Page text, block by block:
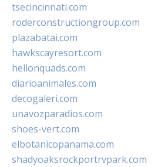
tsecincinnati.com
roderconstructiongroup.com
plazabatai.com
hawkscayresort.com
hellonquads.com
diarioanimales.com
decogaleri.com
unavozparadios.com
shoes-vert.com
elbotanicopanama.com
shadyoaksrockportrvpark.com